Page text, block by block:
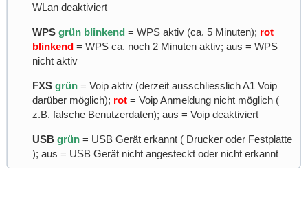
WLan deaktiviert
WPS grün blinkend= WPS aktiv (ca. 5 Minuten); rot
blinkend= WPS ca. noch 2 Minuten aktiv; aus = WPS
nicht aktiv
FXS grün= Voip aktiv (derzeit ausschliesslich A1 Voip
darüber möglich); rot= Voip Anmeldung nicht möglich (
z.B. falsche Benutzerdaten); aus = Voip deaktiviert
USB grün= USB Gerät erkannt ( Drucker oder Festplatte
); aus = USB Gerät nicht angesteckt oder nicht erkannt